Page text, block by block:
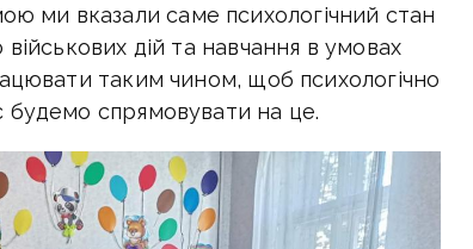
ми вказали саме психологічний стан
дій та навчання в умовах
таким чином, щоб психологічно
будемо спрямовувати на це.